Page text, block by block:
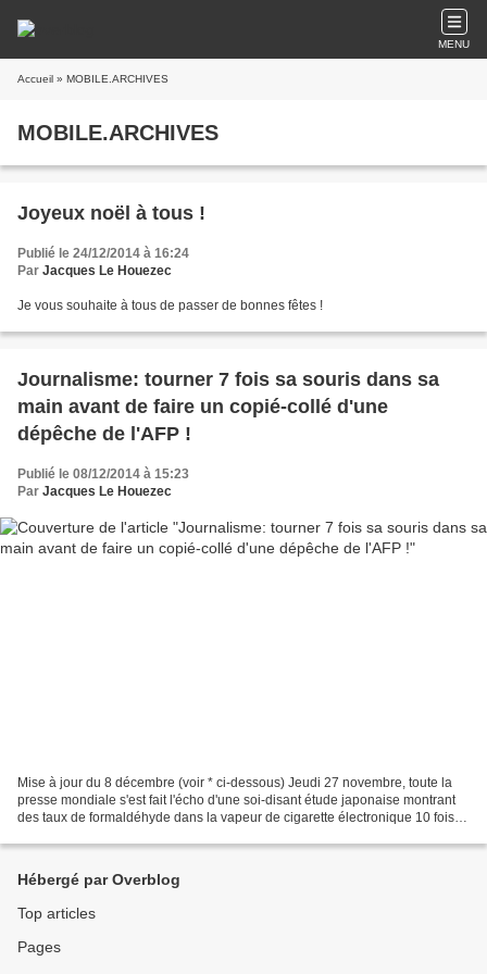
MENU
Accueil » MOBILE.ARCHIVES
MOBILE.ARCHIVES
Joyeux noël à tous !
Publié le 24/12/2014 à 16:24
Par Jacques Le Houezec
Je vous souhaite à tous de passer de bonnes fêtes !
Journalisme: tourner 7 fois sa souris dans sa
main avant de faire un copié-collé d'une
dépêche de l'AFP !
Publié le 08/12/2014 à 15:23
Par Jacques Le Houezec
Mise à jour du 8 décembre (voir * ci-dessous) Jeudi 27 novembre, toute la
presse mondiale s'est fait l'écho d'une soi-disant étude japonaise montrant
des taux de formaldéhyde dans la vapeur de cigarette électronique 10 fois
Hébergé par Overblog
Top articles
Pages